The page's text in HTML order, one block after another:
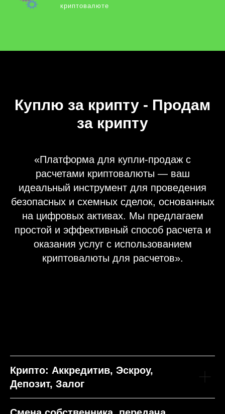
криптовалюте
Куплю за крипту - Продам
за крипту
«Платформа для купли-продаж с
расчетами криптовалюты — ваш
идеальный инструмент для проведения
безопасных и схемных сделок, основанных
на цифровых активах. Мы предлагаем
простой и эффективный способ расчета и
оказания услуг с использованием
криптовалюты для расчетов».
Крипто: Аккредитив, Эскроу,
Депозит, Залог